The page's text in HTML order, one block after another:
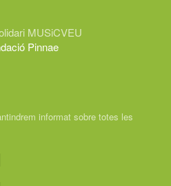
MUSiCVEU
Pinnae
informat sobre totes les